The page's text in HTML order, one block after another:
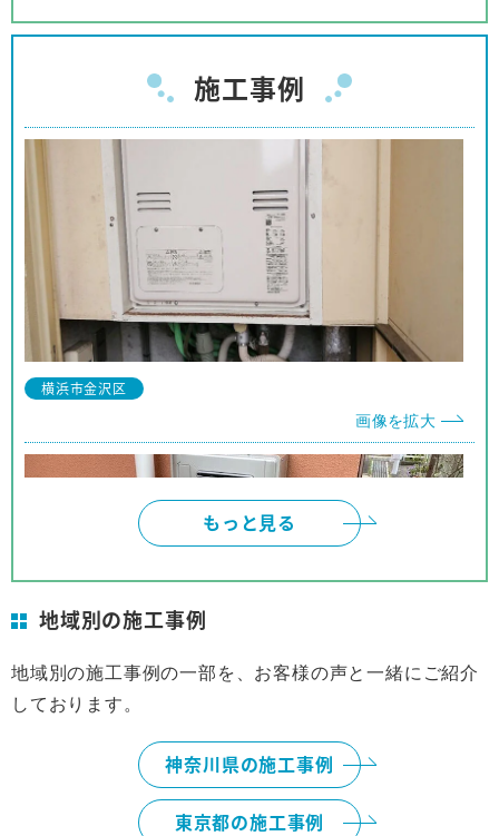
す。本当に有り難うございました。
神奈川県 W様
注文、施工まで安心してお取り引きが出来ました。
商品購入の予定の友人、親戚等に紹介をしても良い
と思っております。
神奈川県 I様
事前の対応から工事に至るまでほぼパーフェクトな
対応でした。
対応も押し付けがましくなく、工事の方も親切で、
他の人にも安心して推薦できます。
施工事例
横浜市金沢区
画像を拡大
横浜市
もっと見る
地域別の施工事例
地域別の施工事例の一部を、お客様の声と一緒にご紹介
しております。
神奈川県の施工事例
東京都の施工事例